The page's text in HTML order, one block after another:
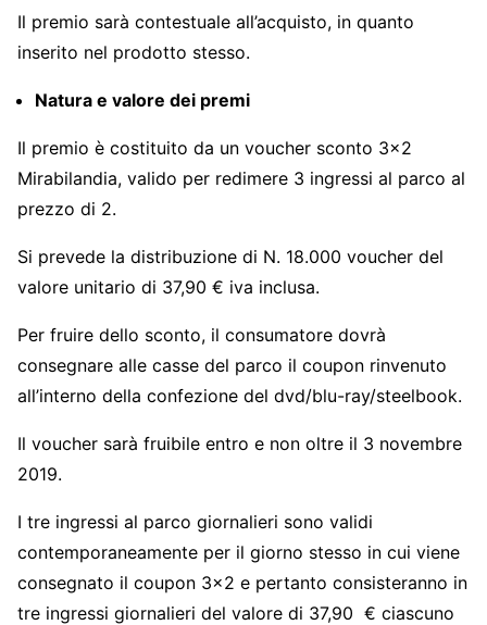
Il premio sarà contestuale all’acquisto, in quanto
inserito nel prodotto stesso.
Natura e valore dei premi
Il premio è costituito da un voucher sconto 3×2
Mirabilandia, valido per redimere 3 ingressi al parco al
prezzo di 2.
Si prevede la distribuzione di N. 18.000 voucher del
valore unitario di 37,90 € iva inclusa.
Per fruire dello sconto, il consumatore dovrà
consegnare alle casse del parco il coupon rinvenuto
all’interno della confezione del dvd/blu-ray/steelbook.
Il voucher sarà fruibile entro e non oltre il 3 novembre
2019.
I tre ingressi al parco giornalieri sono validi
contemporaneamente per il giorno stesso in cui viene
consegnato il coupon 3×2 e pertanto consisteranno in
tre ingressi giornalieri del valore di 37,90 € ciascuno